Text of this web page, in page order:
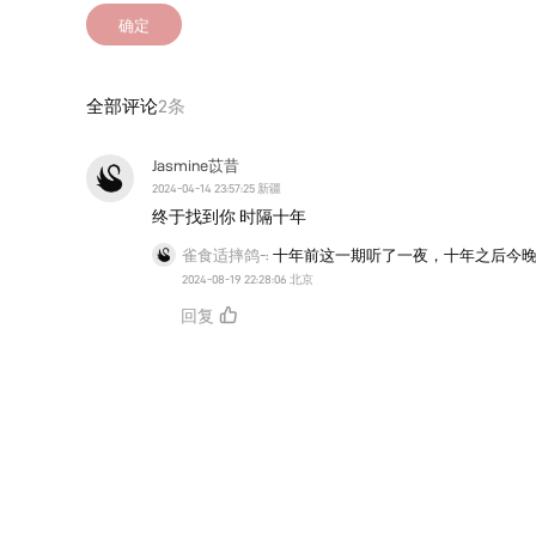
确定
全部评论2条
Jasmine苡昔
2024-04-14 23:57:25 新疆
终于找到你 时隔十年
雀食适摔鸽-: 十年前这一期听了一夜，十年之后今
2024-08-19 22:28:06 北京
回复